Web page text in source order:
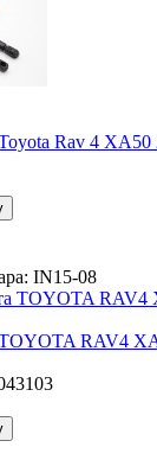
Rav 4 XA50
IN15-08
RAV4